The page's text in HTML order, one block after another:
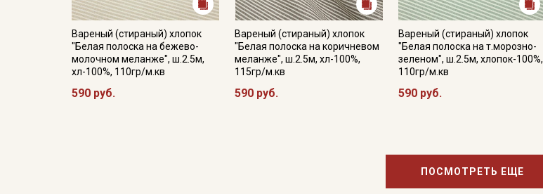
Вареный (стираный) хлопок
"Белая полоска на бежево-
молочном меланже", ш.2.5м,
хл-100%, 110гр/м.кв
590 руб.
Вареный (стираный) хлопок
"Белая полоска на коричневом
меланже", ш.2.5м, хл-100%,
115гр/м.кв
590 руб.
Вареный (стираный) хлопок
"Белая полоска на т.морозно-
зеленом", ш.2.5м, хлопок-100%,
110гр/м.кв
590 руб.
ПОСМОТРЕТЬ ЕЩЕ
Подписаться